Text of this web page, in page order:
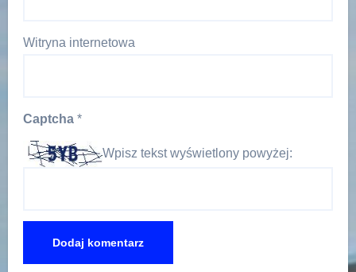
Witryna internetowa
Captcha *
Wpisz tekst wyświetlony powyżej: